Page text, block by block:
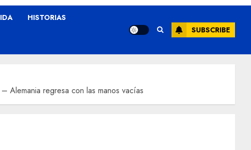
HISTORIAS
SUBSCRIBE
Alemania regresa con las manos vacías